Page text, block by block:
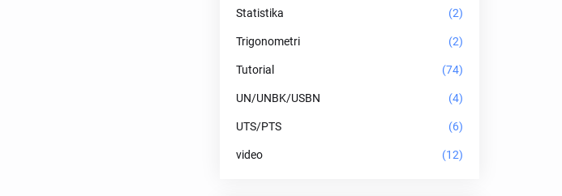
Statistika (2)
Trigonometri (2)
Tutorial (74)
UN/UNBK/USBN (4)
UTS/PTS (6)
video (12)